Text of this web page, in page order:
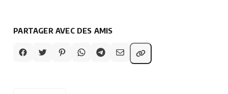
PARTAGER AVEC DES AMIS